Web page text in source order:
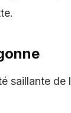
saillante